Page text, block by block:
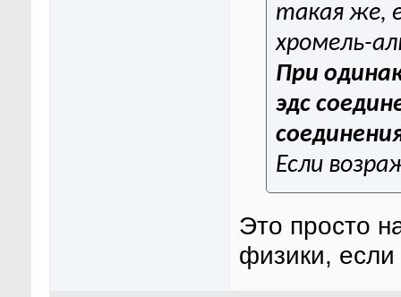
такая же,
хромель-
При
эдс
Если
Это просто
физики,